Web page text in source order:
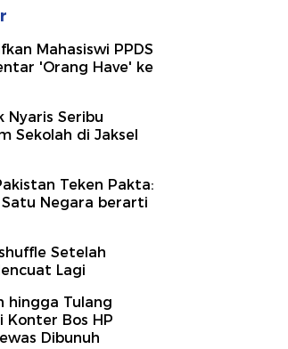
Mahasiswi PPDS
'Orang Have' ke
Nyaris Seribu
Sekolah di Jaksel
Teken Pakta:
Negara berarti
Setelah
Lagi
hingga Tulang
Konter Bos HP
Dibunuh